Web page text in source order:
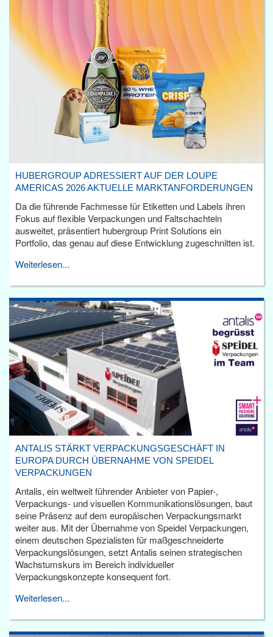
HUBERGROUP ADRESSIERT AUF DER LOUPE
AMERICAS 2026 AKTUELLE MARKTANFORDERUNGEN
Da die führende Fachmesse für Etiketten und Labels ihren
Fokus auf flexible Verpackungen und Faltschachteln
ausweitet, präsentiert hubergroup Print Solutions ein
Portfolio, das genau auf diese Entwicklung zugeschnitten ist.
Weiterlesen...
ANTALIS STÄRKT VERPACKUNGSGESCHÄFT IN
EUROPA DURCH ÜBERNAHME VON SPEIDEL
VERPACKUNGEN
Antalis, ein weltweit führender Anbieter von Papier-,
Verpackungs- und visuellen Kommunikationslösungen, baut
seine Präsenz auf dem europäischen Verpackungsmarkt
weiter aus. Mit der Übernahme von Speidel Verpackungen,
einem deutschen Spezialisten für maßgeschneiderte
Verpackungslösungen, setzt Antalis seinen strategischen
Wachstumskurs im Bereich individueller
Verpackungskonzepte konsequent fort.
Weiterlesen...